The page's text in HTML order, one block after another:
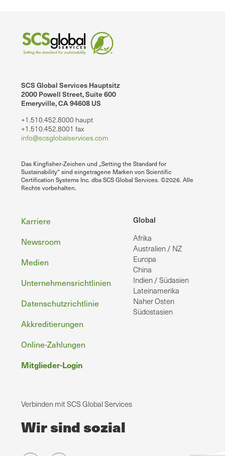
SCS Global Services Hauptsitz
2000 Powell Street, Suite 600
Emeryville, CA 94608 US
+1.510.452.8000 haupt
+1.510.452.8001 fax
info@scsglobalservices.com
Das Kingfisher-Zeichen und „Setting the Standard for
Sustainability“ sind eingetragene Marken von Scientific
Certification Systems Inc. dba SCS Global Services. ©2026. Alle
Rechte vorbehalten.
Global
Afrika
Australien / NZ
Europa
China
Indien / Südasien
Lateinamerika
Naher Osten
Südostasien
Fußzeile
Karriere
Newsroom
Medien
Unternehmensrichtlinien
Datenschutzrichtlinie
Akkreditierungen
Online-Zahlungen
Mitglieder-Login
Verbinden mit SCS Global Services
Wir sind sozial